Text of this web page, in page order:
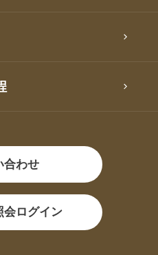
合わせ
会ログイン